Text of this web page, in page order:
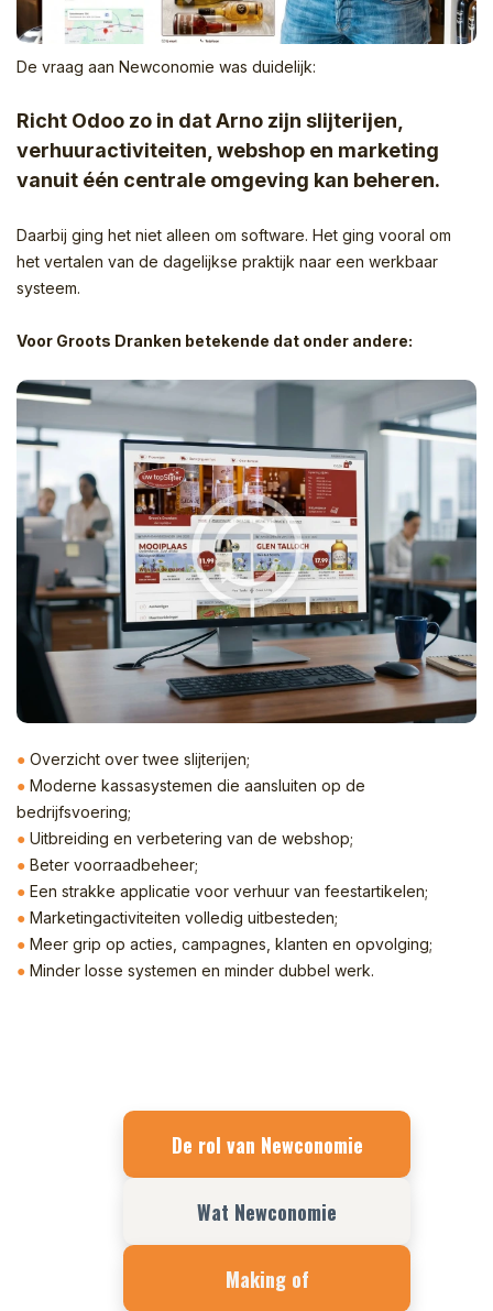
● Overzicht over twee slijterijen;
● Moderne kassasystemen die aansluiten op de
bedrijfsvoering;
● Uitbreiding en verbetering van de webshop;
● Beter voorraadbeheer;
● Een strakke applicatie voor verhuur van feestartikelen;
● Marketingactiviteiten volledig uitbesteden;
● Meer grip op acties, campagnes, klanten en opvolging;
● Minder losse systemen en minder dubbel werk.
De vraag aan Newconomie was duidelijk:
Richt Odoo zo in dat Arno zijn slijterijen,
verhuuractiviteiten, webshop en marketing
vanuit één centrale omgeving kan beheren.
Daarbij ging het niet alleen om software. Het ging vooral om
het vertalen van de dagelijkse praktijk naar een werkbaar
systeem.
Voor Groots Dranken betekende dat onder andere:
De rol van Newconomie
Wat Newconomie
Making of